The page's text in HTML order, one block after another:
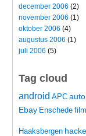
december 2006 (2)
november 2006 (1)
oktober 2006 (4)
augustus 2006 (1)
juli 2006 (5)
Tag cloud
android APC auto
Ebay Enschede film
Haaksbergen